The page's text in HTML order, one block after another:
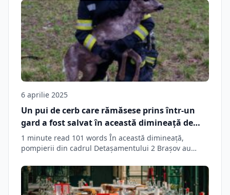
6 aprilie 2025
Un pui de cerb care rămăsese prins într-un
gard a fost salvat în această dimineață de
pompierii brașoveni • Social Biz Brasov
1 minute read 101 words În această dimineață,
pompierii din cadrul Detașamentului 2 Brașov au…